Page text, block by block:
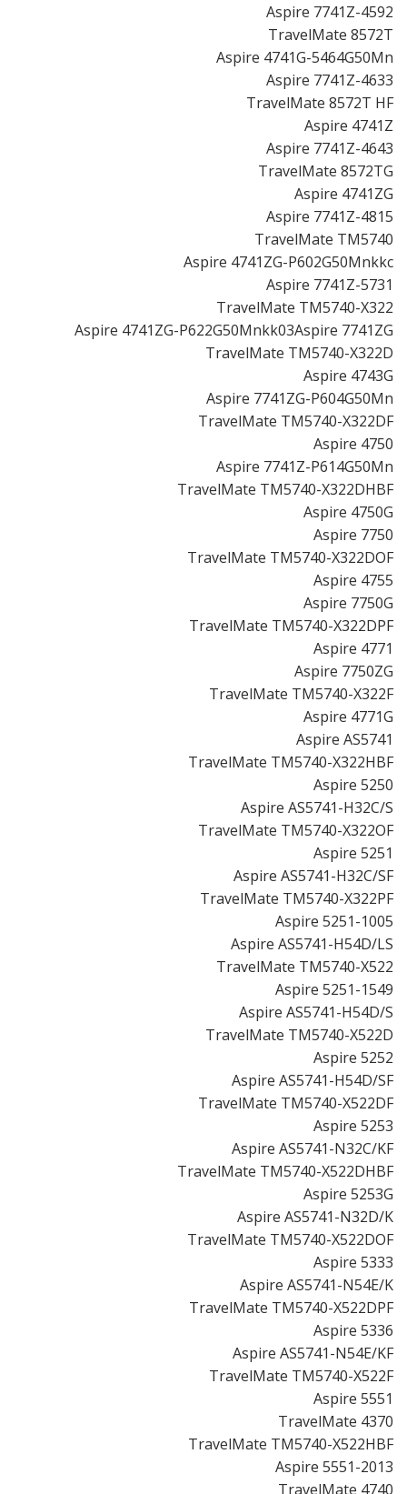
Aspire 7741Z-4592
TravelMate 8572T
Aspire 4741G-5464G50Mn
Aspire 7741Z-4633
TravelMate 8572T HF
Aspire 4741Z
Aspire 7741Z-4643
TravelMate 8572TG
Aspire 4741ZG
Aspire 7741Z-4815
TravelMate TM5740
Aspire 4741ZG-P602G50Mnkkc
Aspire 7741Z-5731
TravelMate TM5740-X322
Aspire 4741ZG-P622G50Mnkk03Aspire 7741ZG
TravelMate TM5740-X322D
Aspire 4743G
Aspire 7741ZG-P604G50Mn
TravelMate TM5740-X322DF
Aspire 4750
Aspire 7741Z-P614G50Mn
TravelMate TM5740-X322DHBF
Aspire 4750G
Aspire 7750
TravelMate TM5740-X322DOF
Aspire 4755
Aspire 7750G
TravelMate TM5740-X322DPF
Aspire 4771
Aspire 7750ZG
TravelMate TM5740-X322F
Aspire 4771G
Aspire AS5741
TravelMate TM5740-X322HBF
Aspire 5250
Aspire AS5741-H32C/S
TravelMate TM5740-X322OF
Aspire 5251
Aspire AS5741-H32C/SF
TravelMate TM5740-X322PF
Aspire 5251-1005
Aspire AS5741-H54D/LS
TravelMate TM5740-X522
Aspire 5251-1549
Aspire AS5741-H54D/S
TravelMate TM5740-X522D
Aspire 5252
Aspire AS5741-H54D/SF
TravelMate TM5740-X522DF
Aspire 5253
Aspire AS5741-N32C/KF
TravelMate TM5740-X522DHBF
Aspire 5253G
Aspire AS5741-N32D/K
TravelMate TM5740-X522DOF
Aspire 5333
Aspire AS5741-N54E/K
TravelMate TM5740-X522DPF
Aspire 5336
Aspire AS5741-N54E/KF
TravelMate TM5740-X522F
Aspire 5551
TravelMate 4370
TravelMate TM5740-X522HBF
Aspire 5551-2013
TravelMate 4740